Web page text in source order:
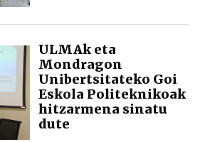
ULMAk eta
Mondragon
Unibertsitateko Goi
Eskola Politeknikoak
hitzarmena sinatu
dute